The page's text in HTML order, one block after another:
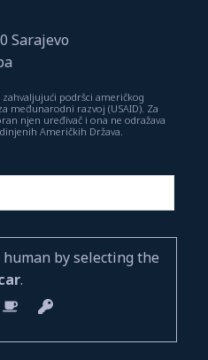
Sarajevo
podršci američkog
međunarodni razvoj (USAID). Za
njen uređivač i ona ne odražava
Američkih Država.
by selecting the
.